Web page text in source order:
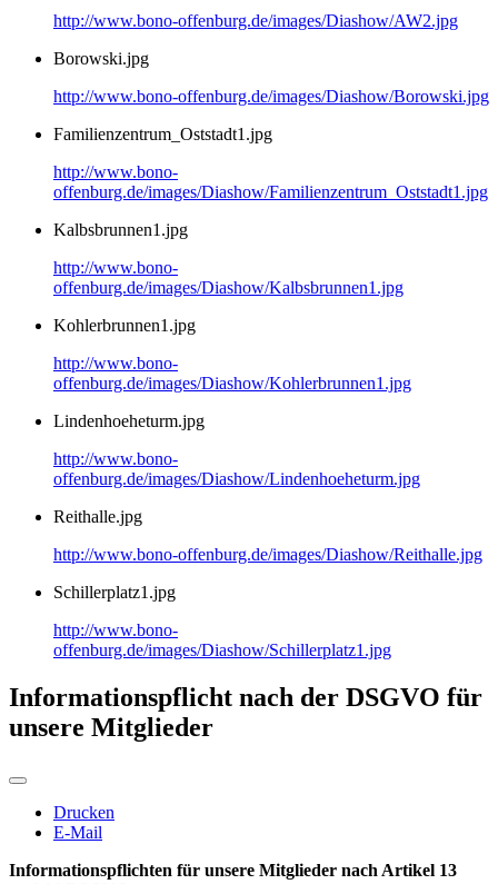
http://www.bono-offenburg.de/images/Diashow/AW2.jpg
Borowski.jpg
http://www.bono-offenburg.de/images/Diashow/Borowski.jpg
Familienzentrum_Oststadt1.jpg
http://www.bono-
offenburg.de/images/Diashow/Familienzentrum_Oststadt1.jpg
Kalbsbrunnen1.jpg
http://www.bono-
offenburg.de/images/Diashow/Kalbsbrunnen1.jpg
Kohlerbrunnen1.jpg
http://www.bono-
offenburg.de/images/Diashow/Kohlerbrunnen1.jpg
Lindenhoeheturm.jpg
http://www.bono-
offenburg.de/images/Diashow/Lindenhoeheturm.jpg
Reithalle.jpg
http://www.bono-offenburg.de/images/Diashow/Reithalle.jpg
Schillerplatz1.jpg
http://www.bono-
offenburg.de/images/Diashow/Schillerplatz1.jpg
Informationspflicht nach der DSGVO für
unsere Mitglieder
Drucken
E-Mail
Informationspflichten für unsere Mitglieder nach Artikel 13